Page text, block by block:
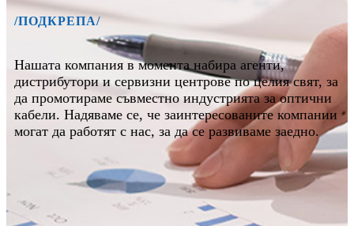
/ПОДКРЕПА/
Нашата компания в момента набира агенти,
дистрибутори и сервизни центрове по целия свят, за
да промотираме съвместно индустрията за оптични
кабели. Надяваме се, че заинтересованите компании
могат да работят с нас, за да се развиваме заедно.